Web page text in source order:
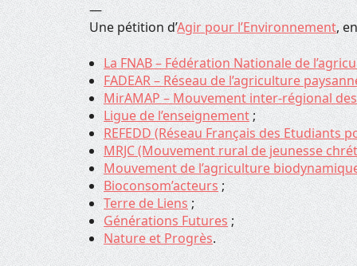
—
Une pétition d’Agir pour l’Environnement,
La FNAB – Fédération Nationale de
FADEAR – Réseau de l’agriculture
MirAMAP – Mouvement inter-régional
Ligue de l’enseignement;
REFEDD (Réseau Français des
MRJC (Mouvement rural de jeunesse
Mouvement de l’agriculture
Bioconsom’acteurs;
Terre de Liens;
Générations Futures;
Nature et Progrès.